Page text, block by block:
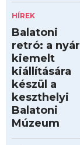
HÍREK
Balatoni
retró: a nyár
kiemelt
kiállítására
készül a
keszthelyi
Balatoni
Múzeum